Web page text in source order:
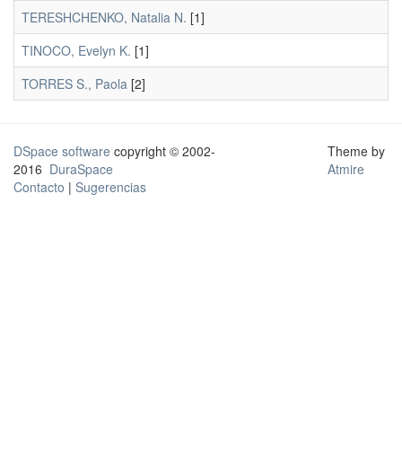
TERESHCHENKO, Natalia N. [1]
TINOCO, Evelyn K. [1]
TORRES S., Paola [2]
DSpace software copyright © 2002-
2016 DuraSpace
Contacto | Sugerencias
Theme by
Atmire